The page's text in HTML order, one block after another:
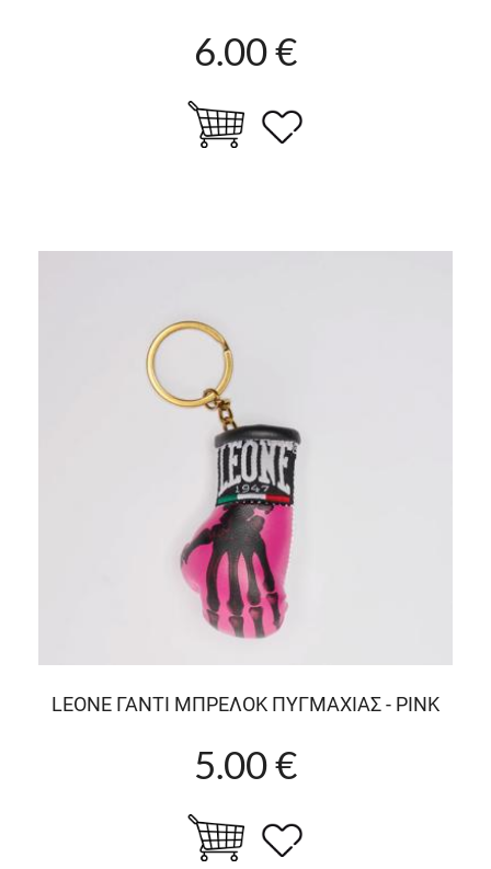
6.00 €
LEONE ΓΑΝΤΙ ΜΠΡΕΛΟΚ ΠΥΓΜΑΧΙΑΣ - PINK
5.00 €